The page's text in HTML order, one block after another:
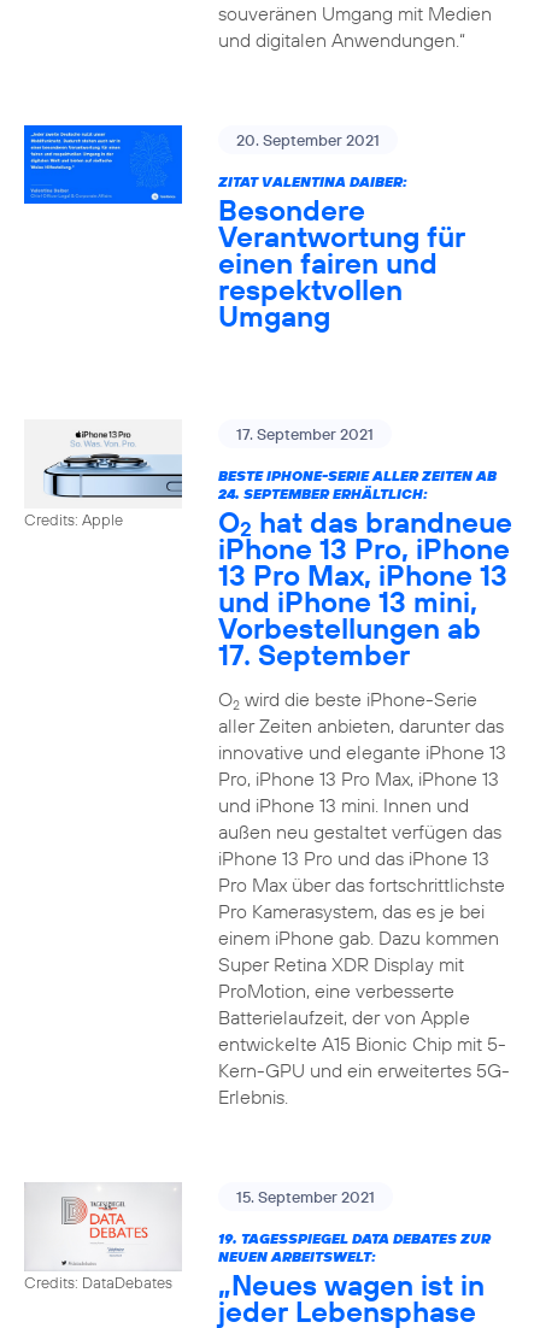
souveränen Umgang mit Medien
und digitalen Anwendungen.“
20. September 2021
ZITAT VALENTINA DAIBER:
Besondere
Verantwortung für
einen fairen und
respektvollen
Umgang
Credits: Apple
17. September 2021
BESTE IPHONE-SERIE ALLER ZEITEN AB
24. SEPTEMBER ERHÄLTLICH:
O2 hat das brandneue
iPhone 13 Pro, iPhone
13 Pro Max, iPhone 13
und iPhone 13 mini,
Vorbestellungen ab
17. September
O2wird die beste iPhone-Serie
aller Zeiten anbieten, darunter das
innovative und elegante iPhone 13
Pro, iPhone 13 Pro Max, iPhone 13
und iPhone 13 mini. Innen und
außen neu gestaltet verfügen das
iPhone 13 Pro und das iPhone 13
Pro Max über das fortschrittlichste
Pro Kamerasystem, das es je bei
einem iPhone gab. Dazu kommen
Super Retina XDR Display mit
ProMotion, eine verbesserte
Batterielaufzeit, der von Apple
entwickelte A15 Bionic Chip mit 5-
Kern-GPU und ein erweitertes 5G-
Erlebnis.
Credits: DataDebates
15. September 2021
19. TAGESSPIEGEL DATA DEBATES ZUR
NEUEN ARBEITSWELT:
„Neues wagen ist in
jeder Lebensphase